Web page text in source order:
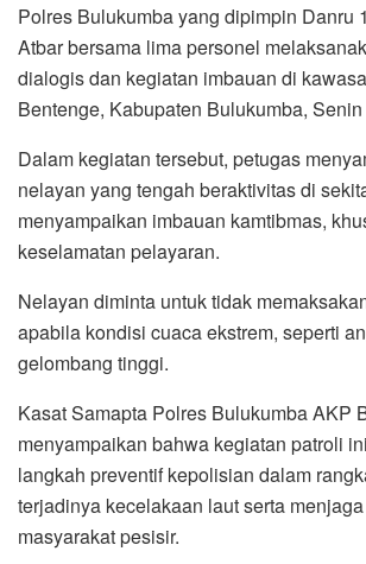
Polres Bulukumba yang dipimpin Danru
Atbar bersama lima personel
dialogis dan kegiatan imbauan di
Bentenge, Kabupaten Bulukumba,
Dalam kegiatan tersebut, petugas
nelayan yang tengah beraktivitas di
menyampaikan imbauan kamtibmas,
keselamatan pelayaran.
Nelayan diminta untuk tidak
apabila kondisi cuaca ekstrem, seperti
gelombang tinggi.
Kasat Samapta Polres Bulukumba AKP
menyampaikan bahwa kegiatan patroli
langkah preventif kepolisian dalam
terjadinya kecelakaan laut serta
masyarakat pesisir.